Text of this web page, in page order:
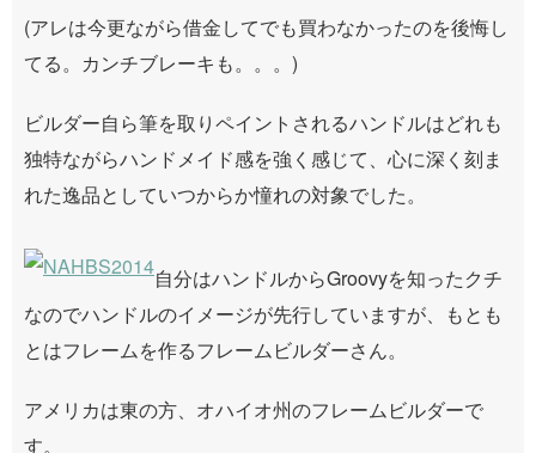
(アレは今更ながら借金してでも買わなかったのを後悔し
てる。カンチブレーキも。。。)
ビルダー自ら筆を取りペイントされるハンドルはどれも
独特ながらハンドメイド感を強く感じて、心に深く刻ま
れた逸品としていつからか憧れの対象でした。
自分はハンドルからGroovyを知ったクチ
なのでハンドルのイメージが先行していますが、もとも
とはフレームを作るフレームビルダーさん。
アメリカは東の方、オハイオ州のフレームビルダーで
す。